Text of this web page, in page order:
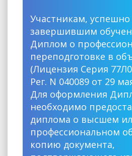
Участникам, успешно
завершившим
Диплом о
переподготовке в
(Лицензия Серия
Рег. N 040089 от 29
Для оформления
необходимо
диплома о высшем
профессиональном
копию документа,